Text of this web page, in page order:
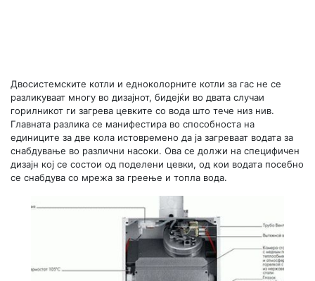
Двосистемските котли и едноколорните котли за гас не се
разликуваат многу во дизајнот, бидејќи во двата случаи
горилникот ги загрева цевките со вода што тече низ нив.
Главната разлика се манифестира во способноста на
единиците за две кола истовремено да ја загреваат водата за
снабдување во различни насоки. Ова се должи на специфичен
дизајн кој се состои од поделени цевки, од кои водата посебно
се снабдува со мрежа за греење и топла вода.